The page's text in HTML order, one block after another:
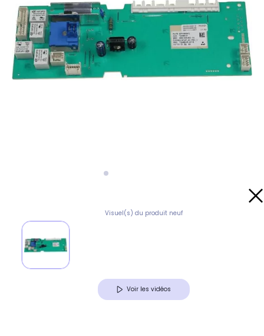
Visuel(s) du produit neuf
Voir les vidéos